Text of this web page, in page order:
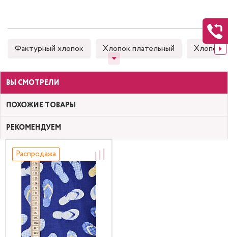
Фактурный хлопок Хлопок плательный Хлопок
ВЫ СМОТРЕЛИ
ПОХОЖИЕ ТОВАРЫ
РЕКОМЕНДУЕМ
Распродажа